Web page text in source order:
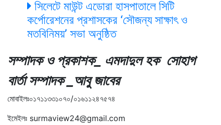
সিলেটে মাউন্ট এডোরা হাসপাতালে সিটি
কর্পোরেশনের প্রশাসকের ‘সৌজন্য সাক্ষাৎ ও
মতবিনিময়’ সভা অনুষ্ঠিত
সম্পাদক ও প্রকাশক_ এমদাদুল হক সোহাগ
বার্তা সম্পাদক _আবু জাবের
মোবাইলঃ০১৭১১৩৩১০৭০/০১৬১১২৪৭৫৭৪
ইমেইলঃ surmaview24@gmail.com